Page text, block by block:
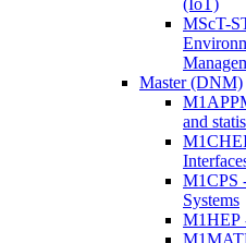
(IoT)
MScT-
Master (DNM)
and
M1CPS
Systems
M1HEP